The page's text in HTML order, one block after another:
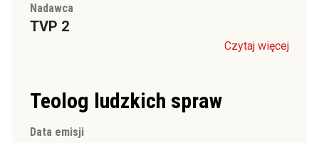
Nadawca
TVP 2
Czytaj więcej
Teolog ludzkich spraw
Data emisji